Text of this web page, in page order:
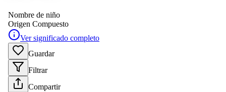
Nombre de niño
Origen Compuesto
Ver significado completo
Guardar
Filtrar
Compartir